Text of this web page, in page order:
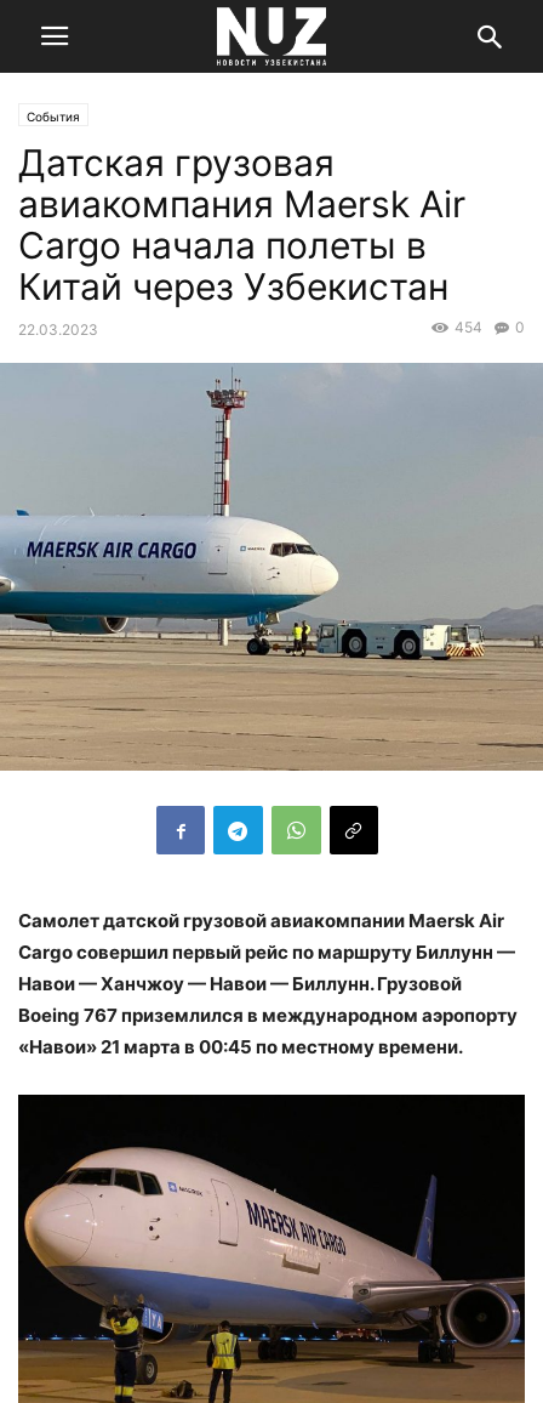
События
Датская грузовая
авиакомпания Maersk Air
Cargo начала полеты в
Китай через Узбекистан
22.03.2023 0
454
Самолет датской грузовой авиакомпании Maersk Air
Cargo совершил первый рейс по маршруту Биллунн —
Навои — Ханчжоу — Навои — Биллунн. Грузовой
Boeing 767 приземлился в международном аэропорту
«Навои» 21 марта в 00:45 по местному времени.